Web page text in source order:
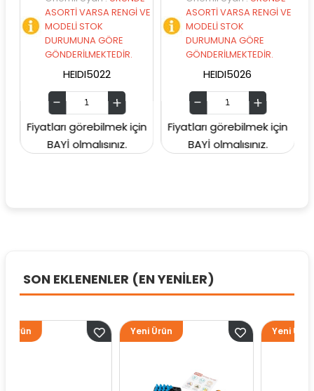
ASORTİ VARSA RENGİ VE
MODELİ STOK
DURUMUNA GÖRE
GÖNDERİLMEKTEDİR.
HEIDI5022
Fiyatları görebilmek için
BAYİ olmalısınız.
ASORTİ VARSA RENGİ VE
MODELİ STOK
DURUMUNA GÖRE
GÖNDERİLMEKTEDİR.
HEIDI5026
Fiyatları görebilmek için
BAYİ olmalısınız.
SON EKLENENLER (EN YENİLER)
Yeni Ürün Yeni Ürün